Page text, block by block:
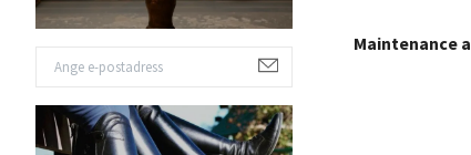
Maintenance